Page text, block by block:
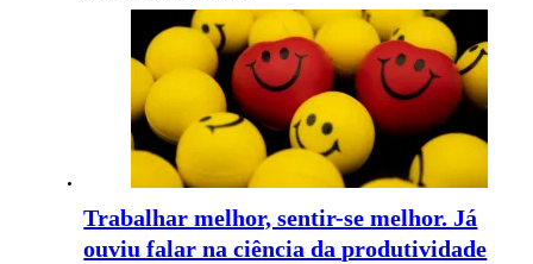
Trabalhar melhor, sentir-se melhor. Já
ouviu falar na ciência da produtividade